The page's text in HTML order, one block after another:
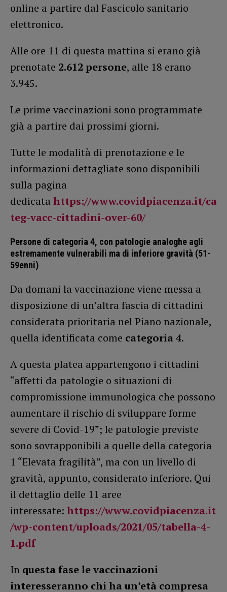
online a partire dal Fascicolo sanitario
elettronico.
Alle ore 11 di questa mattina si erano già
prenotate 2.612 persone, alle 18 erano
3.945.
Le prime vaccinazioni sono programmate
già a partire dai prossimi giorni.
Tutte le modalità di prenotazione e le
informazioni dettagliate sono disponibili
sulla pagina
dedicata https://www.covidpiacenza.it/ca
teg-vacc-cittadini-over-60/
Persone di categoria 4, con patologie analoghe agli
estremamente vulnerabili ma di inferiore gravità (51-
59enni)
Da domani la vaccinazione viene messa a
disposizione di un’altra fascia di cittadini
considerata prioritaria nel Piano nazionale,
quella identificata come categoria 4.
A questa platea appartengono i cittadini
“affetti da patologie o situazioni di
compromissione immunologica che possono
aumentare il rischio di sviluppare forme
severe di Covid-19”; le patologie previste
sono sovrapponibili a quelle della categoria
1 “Elevata fragilità”, ma con un livello di
gravità, appunto, considerato inferiore. Qui
il dettaglio delle 11 aree
interessate: https://www.covidpiacenza.it
/wp-content/uploads/2021/05/tabella-4-
1.pdf
In questa fase le vaccinazioni
interesseranno chi ha un’età compresa